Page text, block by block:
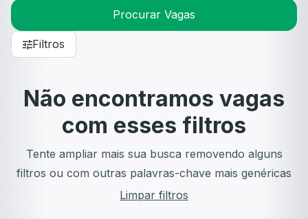
Procurar Vagas
Filtros
Não encontramos vagas
com esses filtros
Tente ampliar mais sua busca removendo alguns
filtros ou com outras palavras-chave mais genéricas
Limpar filtros